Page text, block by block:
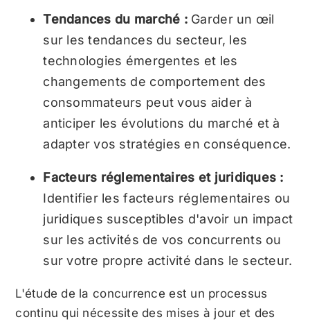
Tendances du marché : Garder un œil
sur les tendances du secteur, les
technologies émergentes et les
changements de comportement des
consommateurs peut vous aider à
anticiper les évolutions du marché et à
adapter vos stratégies en conséquence.
Facteurs réglementaires et juridiques :
Identifier les facteurs réglementaires ou
juridiques susceptibles d'avoir un impact
sur les activités de vos concurrents ou
sur votre propre activité dans le secteur.
L'étude de la concurrence est un processus
continu qui nécessite des mises à jour et des